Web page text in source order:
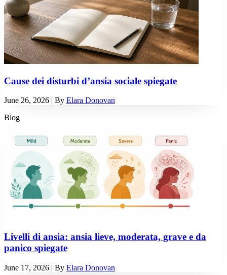
Cause dei disturbi d’ansia sociale spiegate
June 26, 2026 | By Elara Donovan
Blog
Livelli di ansia: ansia lieve, moderata, grave e da
panico spiegate
June 17, 2026 | By Elara Donovan